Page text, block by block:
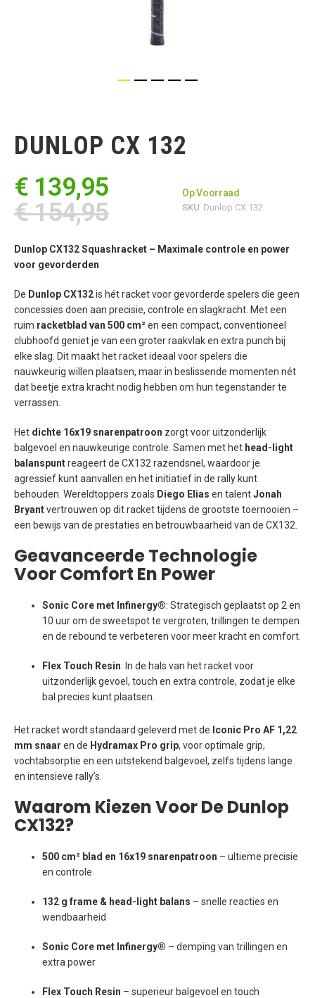
begin
van
afbeeldingen-
gallerij
DUNLOP CX 132
€ 139,95
€ 154,95
Op Voorraad
SKU Dunlop CX 132
Dunlop CX132 Squashracket – Maximale controle en power
voor gevorderden
De Dunlop CX132is hét racket voor gevorderde spelers die geen
concessies doen aan precisie, controle en slagkracht. Met een
ruim racketblad van 500 cm²en een compact, conventioneel
clubhoofd geniet je van een groter raakvlak en extra punch bij
elke slag. Dit maakt het racket ideaal voor spelers die
nauwkeurig willen plaatsen, maar in beslissende momenten nét
dat beetje extra kracht nodig hebben om hun tegenstander te
verrassen.
Het dichte 16x19 snarenpatroon zorgt voor uitzonderlijk
balgevoel en nauwkeurige controle. Samen met het head-light
balanspuntreageert de CX132 razendsnel, waardoor je
agressief kunt aanvallen en het initiatief in de rally kunt
behouden. Wereldtoppers zoals Diego Elias en talentJonah
Bryantvertrouwen op dit racket tijdens de grootste toernooien –
een bewijs van de prestaties en betrouwbaarheid van de CX132.
Geavanceerde Technologie
Voor Comfort En Power
Sonic Core met Infinergy®: Strategisch geplaatst op 2 en
10 uur om de sweetspot te vergroten, trillingen te dempen
en de rebound te verbeteren voor meer kracht en comfort.
Flex Touch Resin: In de hals van het racket voor
uitzonderlijk gevoel, touch en extra controle, zodat je elke
bal precies kunt plaatsen.
Het racket wordt standaard geleverd met de Iconic Pro AF 1,22
mm snaar en de Hydramax Pro grip, voor optimale grip,
vochtabsorptie en een uitstekend balgevoel, zelfs tijdens lange
en intensieve rally’s.
Waarom Kiezen Voor De Dunlop
CX132?
500 cm² blad en 16x19 snarenpatroon – ultieme precisie
en controle
132 g frame & head-light balans – snelle reacties en
wendbaarheid
Sonic Core met Infinergy® – demping van trillingen en
extra power
Flex Touch Resin – superieur balgevoel en touch